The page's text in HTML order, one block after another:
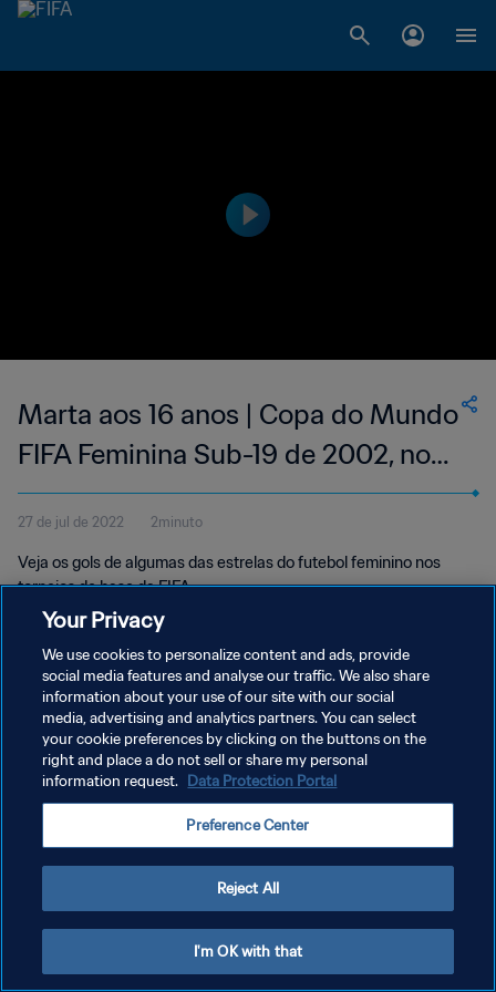
Marta aos 16 anos | Copa do Mundo
FIFA Feminina Sub-19 de 2002, no
Canadá
27 de jul de 2022 2minuto
Veja os gols de algumas das estrelas do futebol feminino nos
torneios de base da FIFA.
POLÍTICA DE PRIVACIDADE
TERMOS DE SERVIÇO
ADMINISTRAR AS PREFERÊNCIAS DE COOKIES
Your Privacy
We use cookies to personalize content and ads, provide
social media features and analyse our traffic. We also share
information about your use of our site with our social
media, advertising and analytics partners. You can select
your cookie preferences by clicking on the buttons on the
right and place a do not sell or share my personal
information request. Data Protection Portal
Preference Center
Reject All
I'm OK with that